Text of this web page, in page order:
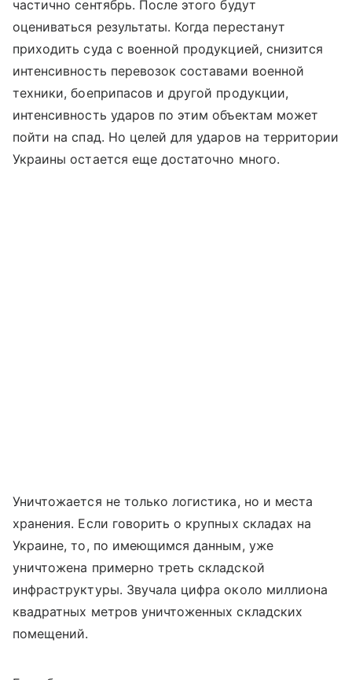
частично сентябрь. После этого будут
оцениваться результаты. Когда перестанут
приходить суда с военной продукцией, снизится
интенсивность перевозок составами военной
техники, боеприпасов и другой продукции,
интенсивность ударов по этим объектам может
пойти на спад. Но целей для ударов на территории
Украины остается еще достаточно много.
Уничтожается не только логистика, но и места
хранения. Если говорить о крупных складах на
Украине, то, по имеющимся данным, уже
уничтожена примерно треть складской
инфраструктуры. Звучала цифра около миллиона
квадратных метров уничтоженных складских
помещений.